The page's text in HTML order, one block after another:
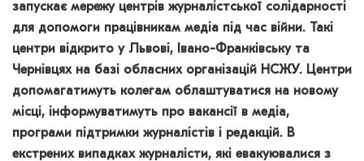
запускає мережу центрів журналістської солідарності
для допомоги працівникам медіа під час війни. Такі
центри відкрито у Львові, Івано-Франківську та
Чернівцях на базі обласних організацій НСЖУ. Центри
допомагатимуть колегам облаштуватися на новому
місці, інформуватимуть про вакансії в медіа,
програми підтримки журналістів і редакцій. В
екстрених випадках журналісти, які евакуювалися з